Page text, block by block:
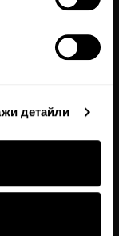
детайли